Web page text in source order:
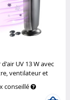
UV 13 W avec
ventilateur et
parfum LR-450.uv
conseillé